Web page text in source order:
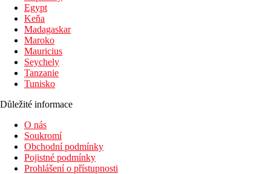
Egypt
Keňa
Madagaskar
Maroko
Mauricius
Seychely
Tanzanie
Tunisko
Důležité informace
O nás
Soukromí
Obchodní podmínky
Pojistné podmínky
Prohlášení o přístupnosti